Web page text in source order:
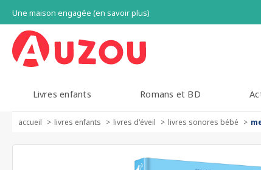
Une maison engagée (en savoir plus)
Livres enfants Romans et BD
accueil livres enfants livres d'éveil livres sonores bébé